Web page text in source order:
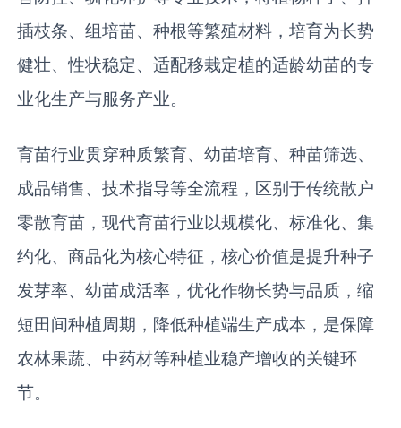
插枝条、组培苗、种根等繁殖材料，培育为长势
健壮、性状稳定、适配移栽定植的适龄幼苗的专
业化生产与服务产业。
育苗行业贯穿种质繁育、幼苗培育、种苗筛选、
成品销售、技术指导等全流程，区别于传统散户
零散育苗，现代育苗行业以规模化、标准化、集
约化、商品化为核心特征，核心价值是提升种子
发芽率、幼苗成活率，优化作物长势与品质，缩
短田间种植周期，降低种植端生产成本，是保障
农林果蔬、中药材等种植业稳产增收的关键环
节。